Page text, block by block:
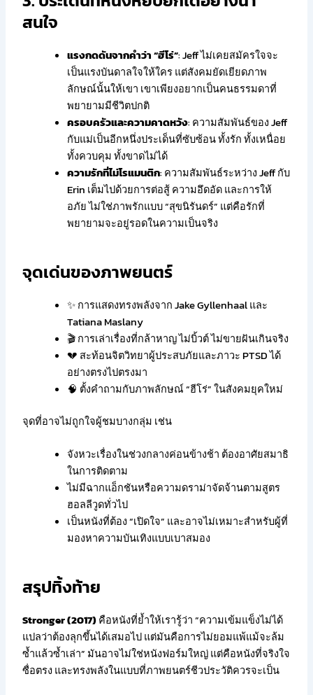
สนใจ
แรงกดดันจากคำว่า “ฮีโร่”: Jeff ไม่เคยสมัครใจจะ
เป็นแรงบันดาลใจให้ใคร แต่สังคมยัดเยียดภาพ
ลักษณ์นั้นให้เขา เขาเพียงอยากเป็นคนธรรมดาที่
พยายามมีชีวิตปกติ
ครอบครัวและความคาดหวัง: ความสัมพันธ์ของ Jeff
กับแม่เป็นอีกหนึ่งประเด็นที่ซับซ้อน ทั้งรัก ทั้งเหนื่อย
ทั้งควบคุม ทั้งขาดไม่ได้
ความรักที่ไม่โรแมนติก: ความสัมพันธ์ระหว่าง Jeff กับ
Erin เต็มไปด้วยการต่อสู้ ความอึดอัด และการให้
อภัย ไม่ใช่ภาพรักแบบ “สุขนิรันดร์” แต่คือรักที่
พยายามจะอยู่รอดในความเป็นจริง
จุดเด่นของภาพยนตร์
✨ การแสดงทรงพลังจาก Jake Gyllenhaal และ
Tatiana Maslany
🎬 การเล่าเรื่องที่กล้าหาญ ไม่บิ้วต์ ไม่ขายฝันเกินจริง
💔 สะท้อนจิตวิทยาผู้ประสบภัยและภาวะ PTSD ได้
อย่างตรงไปตรงมา
🧠 ตั้งคำถามกับภาพลักษณ์ “ฮีโร่” ในสังคมยุคใหม่
จุดที่อาจไม่ถูกใจผู้ชมบางกลุ่ม เช่น
จังหวะเรื่องในช่วงกลางค่อนข้างช้า ต้องอาศัยสมาธิ
ในการติดตาม
ไม่มีฉากแอ็กชันหรือความดราม่าจัดจ้านตามสูตร
ฮอลลีวูดทั่วไป
เป็นหนังที่ต้อง “เปิดใจ” และอาจไม่เหมาะสำหรับผู้ที่
มองหาความบันเทิงแบบเบาสมอง
สรุปทิ้งท้าย
Stronger (2017)คือหนังที่ย้ำให้เรารู้ว่า “ความเข้มแข็งไม่ได้
แปลว่าต้องลุกขึ้นได้เสมอไป แต่มันคือการไม่ยอมแพ้แม้จะล้ม
ซ้ำแล้วซ้ำเล่า” มันอาจไม่ใช่หนังฟอร์มใหญ่ แต่คือหนังที่จริงใจ
ซื่อตรง และทรงพลังในแบบที่ภาพยนตร์ชีวประวัติควรจะเป็น